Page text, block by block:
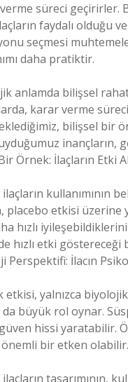
süreci geçirirler.
faydalı olduğu
seçmesi
daha pratiktir.
anlamda bilişsel
karar verme
beklediğimiz, bilişsel
inançların,
Örnek: İlaçların Etki
ilaçların
placebo etkisi üzerine
hızlı
hızlı etki
Perspektifi: İlacın
etkisi, yalnızca
büyük rol oynar.
hissi yaratabilir.
bir etken olabilir.
tasarımının,